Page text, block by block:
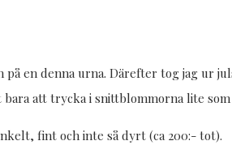
på en denna urna. Därefter tog jag
bara att trycka i snittblommorna lite
fint och inte så dyrt (ca 200:- tot).